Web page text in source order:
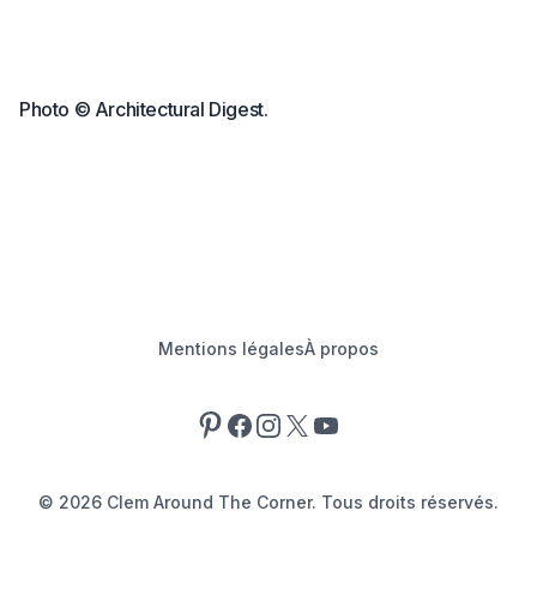
Photo © Architectural Digest.
Mentions légalesÀ propos
Pinterest
Facebook
Instagram
X YouTube
© 2026 Clem Around The Corner. Tous droits réservés.